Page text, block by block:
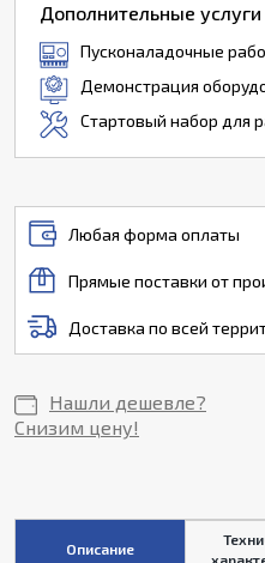
Дополнительные услуги
Пусконаладочные
Демонстрация
Стартовый набор для
Любая форма оплаты
Прямые поставки от
Доставка по всей
Нашли дешевле?
Снизим цену!
Описание